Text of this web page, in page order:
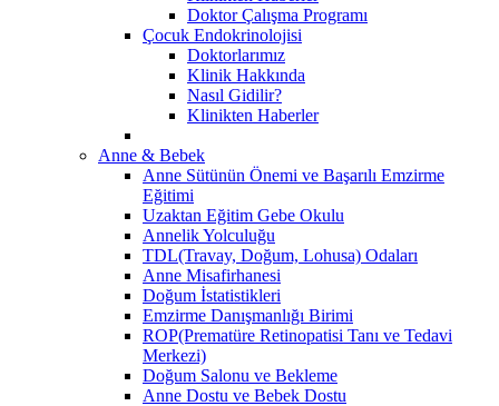
Doktor Çalışma Programı
Çocuk Endokrinolojisi
Doktorlarımız
Klinik Hakkında
Nasıl Gidilir?
Klinikten Haberler
Anne & Bebek
Anne Sütünün Önemi ve Başarılı Emzirme
Eğitimi
Uzaktan Eğitim Gebe Okulu
Annelik Yolculuğu
TDL(Travay, Doğum, Lohusa) Odaları
Anne Misafirhanesi
Doğum İstatistikleri
Emzirme Danışmanlığı Birimi
ROP(Prematüre Retinopatisi Tanı ve Tedavi
Merkezi)
Doğum Salonu ve Bekleme
Anne Dostu ve Bebek Dostu